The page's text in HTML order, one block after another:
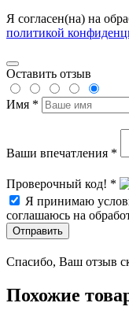
Я согласен(на) на
политикой
Оставить отзыв
Имя *
Ваши впечатления *
Проверочный код! *
Я принимаю
соглашаюсь на
Отправить
Спасибо, Ваш отзыв
Похожие